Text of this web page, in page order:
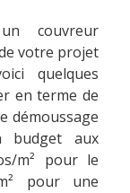
couvreur
votre projet
quelques
en terme de
démoussage
aux
m² pour le
pour une